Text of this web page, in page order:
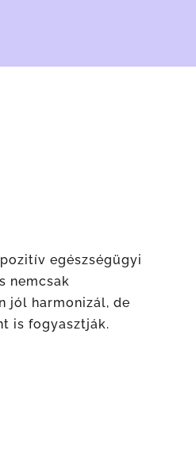
egészségügyi
nemcsak
jól harmonizál, de
is fogyasztják.